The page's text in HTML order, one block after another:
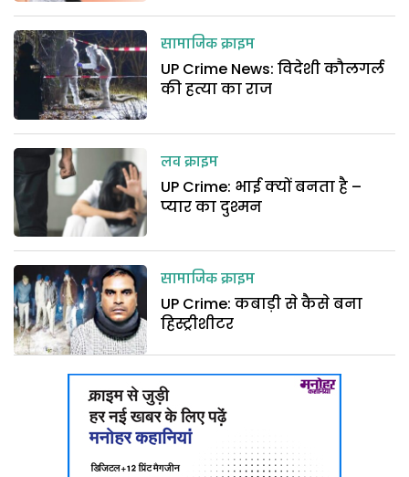
सामाजिक क्राइम
UP Crime News: विदेशी कौलगर्ल
की हत्या का राज
लव क्राइम
UP Crime: भाई क्यों बनता है –
प्यार का दुश्मन
सामाजिक क्राइम
UP Crime: कबाड़ी से कैसे बना
हिस्ट्रीशीटर